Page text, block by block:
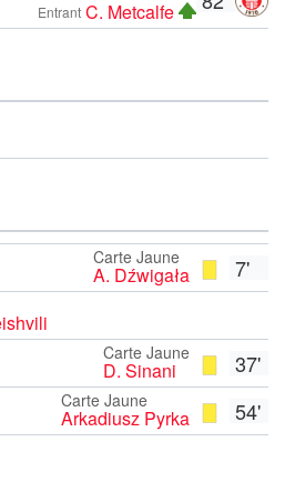
Entrant C. Metcalfe
7'
Carte Jaune
A. Dźwigała
37'
Carte Jaune
D. Sinani
54'
Carte Jaune
Arkadiusz Pyrka